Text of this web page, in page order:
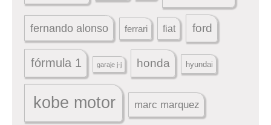
fernando alonso ferrari fiat ford
fórmula 1 garaje j-j honda hyundai
kobe motor marc marquez